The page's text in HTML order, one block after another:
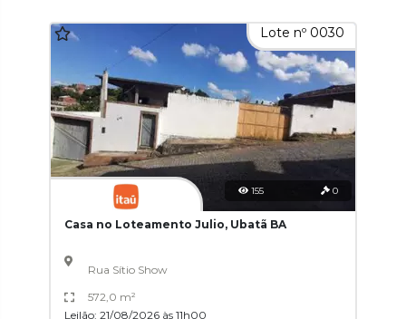
Lote nº 0030
155 0
Casa no Loteamento Julio, Ubatã BA
Rua Sítio Show
572,0 m²
Leilão: 21/08/2026 às 11h00